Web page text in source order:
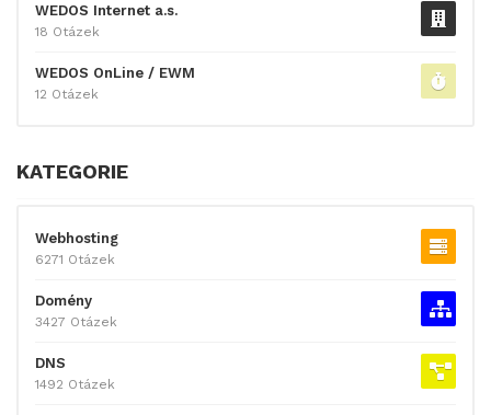
WEDOS Internet a.s.
18 Otázek
WEDOS OnLine / EWM
12 Otázek
KATEGORIE
Webhosting
6271 Otázek
Domény
3427 Otázek
DNS
1492 Otázek